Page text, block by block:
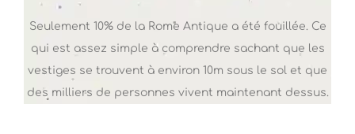
Seulement 10% de la Rome Antique a été fouillée. Ce
qui est assez simple à comprendre sachant que les
vestiges se trouvent à environ 10m sous le sol et que
des milliers de personnes vivent maintenant dessus.